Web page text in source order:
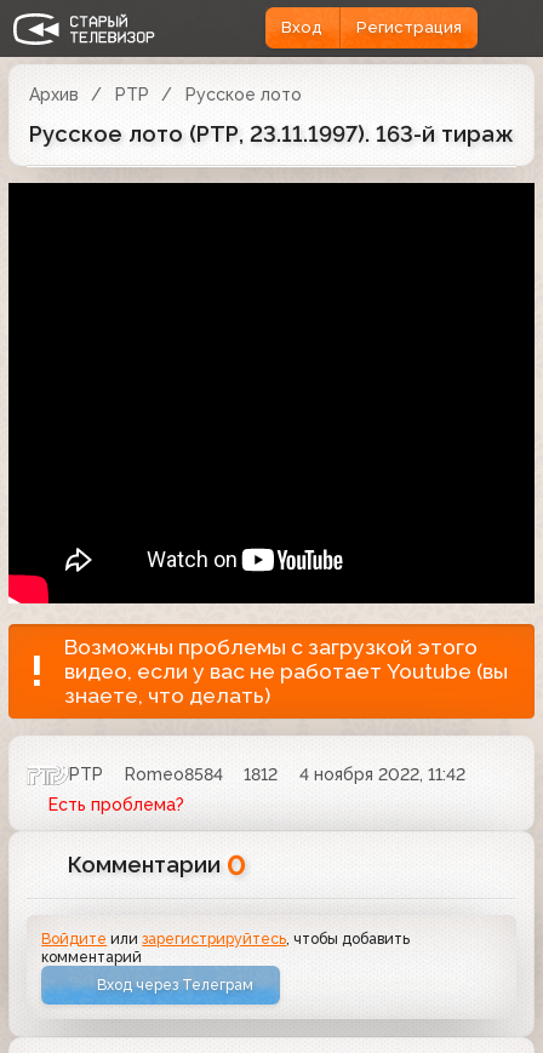
Вход Регистрация
Архив РТР Русское лото
Русское лото (РТР, 23.11.1997). 163-й тираж
Возможны проблемы с загрузкой этого
видео, если у вас не работает Youtube (вы
знаете, что делать)
РТР Romeo8584 1812
4 ноября 2022, 11:42
Есть проблема?
Комментарии 0
Войдите илизарегистрируйтесь , чтобы добавить
комментарий
Вход через Телеграм